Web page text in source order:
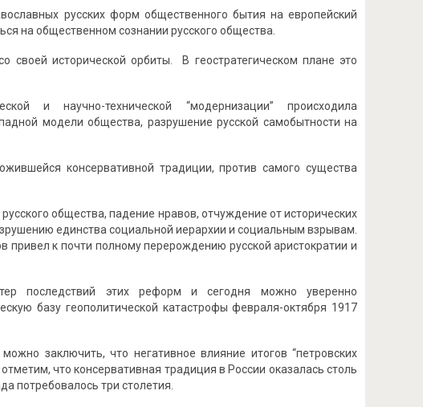
русских форм общественного бытия на европейский
на общественном сознании русского общества.
своей исторической орбиты. В геостратегическом плане это
и научно-технической “модернизации” происходила
модели общества, разрушение русской самобытности на
консервативной традиции, против самого существа
общества, падение нравов, отчуждение от исторических
единства социальной иерархии и социальным взрывам.
привел к почти полному перерождению русской аристократии и
последствий этих реформ и сегодня можно уверенно
базу геополитической катастрофы февраля-октября 1917
заключить, что негативное влияние итогов “петровских
что консервативная традиция в России оказалась столь
потребовалось три столетия.